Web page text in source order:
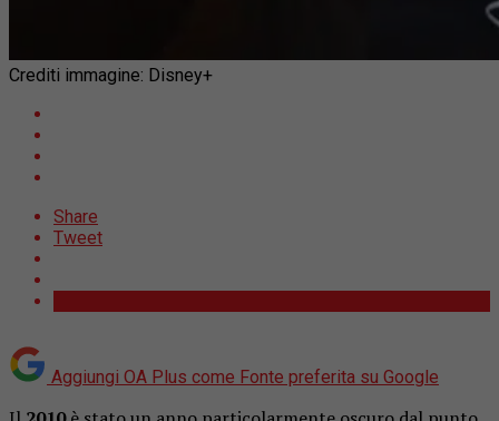
Crediti immagine: Disney+
Share
Tweet
Aggiungi OA Plus come Fonte preferita su Google